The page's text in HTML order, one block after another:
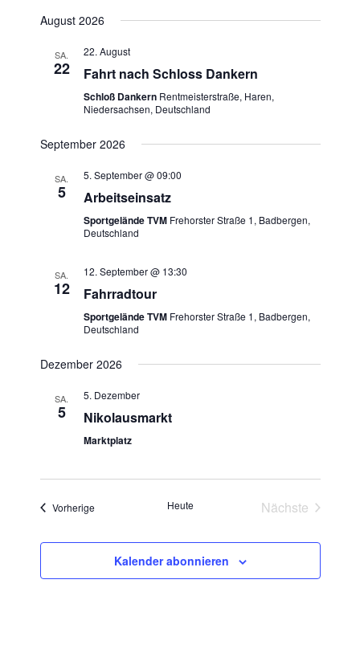
August 2026
SA.
22
22. August
Fahrt nach Schloss Dankern
Schloß Dankern Rentmeisterstraße, Haren,
Niedersachsen, Deutschland
September 2026
SA.
5
5. September @ 09:00
Arbeitseinsatz
Sportgelände TVM Frehorster Straße 1, Badbergen,
Deutschland
SA.
12
12. September @ 13:30
Fahrradtour
Sportgelände TVM Frehorster Straße 1, Badbergen,
Deutschland
Dezember 2026
SA.
5
5. Dezember
Nikolausmarkt
Marktplatz
VorherigeVeranstaltungen Heute
Nächste
Kalender abonnieren